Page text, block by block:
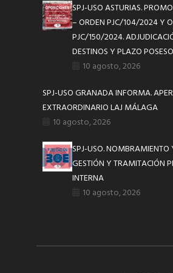
SPJ-USO ASTURIAS.
– ORDEN PJC/104/2024 Y
PJC/150/2024.
DESTINOS Y PLAZO
10 agosto, 2026
SPJ-USO GRANADA INFORMA.
EXTRAORDINARIO LAJ MÁLAGA
10 agosto, 2026
SPJ-USO. NOMBRAMIENTO
GESTIÓN Y TRAMITACIÓN
INTERNA
10 agosto, 2026